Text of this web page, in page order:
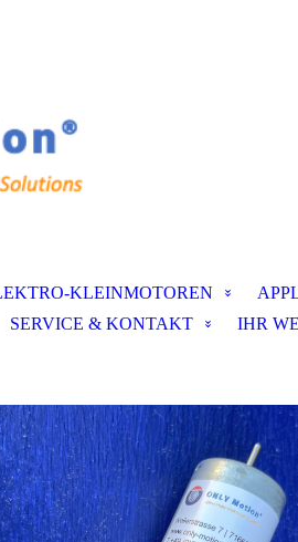
KLEINMOTOREN
SERVICE & KONTAKT IHR